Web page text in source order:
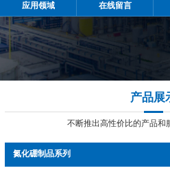
应用领域 在线留言
产品展
不断推出高性价比的产品和
氮化硼制品系列